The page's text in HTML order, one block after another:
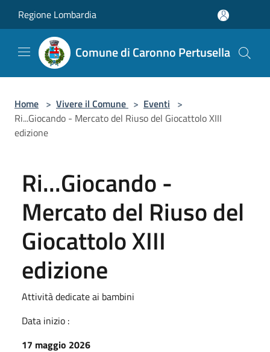
Regione Lombardia
Comune di Caronno Pertusella
Home > Vivere il Comune > Eventi >
Ri...Giocando - Mercato del Riuso del Giocattolo XIII
edizione
Ri...Giocando -
Mercato del Riuso del
Giocattolo XIII
edizione
Attività dedicate ai bambini
Data inizio :
17 maggio 2026